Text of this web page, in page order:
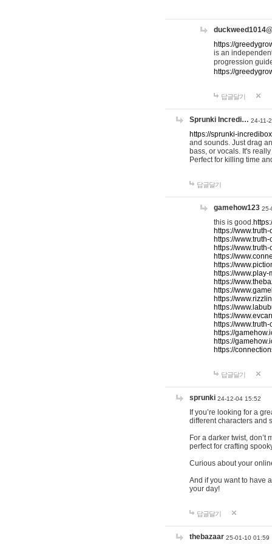
https://
is an
progression
https://
답글달기
Sprunki Incredi… 24-11-
https://sprunki-
and sounds. Just drag
bass, or vocals. It's
Perfect for killing time
답글달기
gamehow123 25-
this is good.
https://
https://
https://
https://
https://
https://
https://
https://
https://
https://
https://
https://
https://
https://
https://
답글달기
sprunki 24-12-04 15:52
If you’re looking for a
different characters and
For a darker twist, don’t
perfect for crafting
Curious about your
And if you want to have
your day!
답글달기
thebazaar 25-01-10 01:59